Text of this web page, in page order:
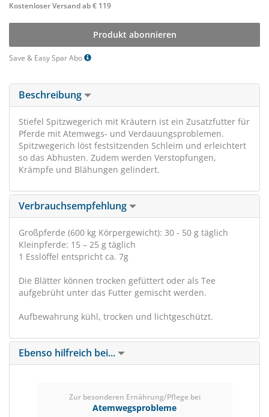
Kostenloser Versand ab € 119
Produkt abonnieren
Save & Easy Spar Abo
Beschreibung
Stiefel Spitzwegerich mit Kräutern ist ein Zusatzfutter für
Pferde mit Atemwegs- und Verdauungsproblemen.
Spitzwegerich löst festsitzenden Schleim und erleichtert
so das Abhusten. Zudem werden Verstopfungen,
Krämpfe und Blähungen gelindert.
Verbrauchsempfehlung
Großpferde (600 kg Körpergewicht): 30 - 50 g täglich
Kleinpferde: 15 – 25 g täglich
1 Esslöffel entspricht ca. 7g
Die Blätter können trocken gefüttert oder als Tee
aufgebrüht unter das Futter gemischt werden.
Aufbewahrung kühl, trocken und lichtgeschützt.
Ebenso hilfreich bei...
Zur besonderen Ernährung/Pflege bei
Atemwegsprobleme